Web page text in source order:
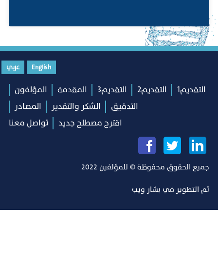
English عربي
التقديم1 التقديم2 التقديم3 المقدمة
المؤلفون
التدقيق
الشكر والتقدير
المصادر
اقترح مصطلح جديد
تواصل معنا
جميع الحقوق محفوظة © للمؤلفين 2022
تم التطوير في بشار ويب